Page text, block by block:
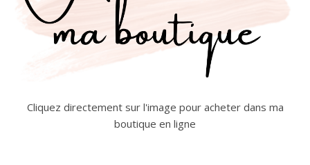
Cliquez directement sur l'image pour acheter dans ma
boutique en ligne